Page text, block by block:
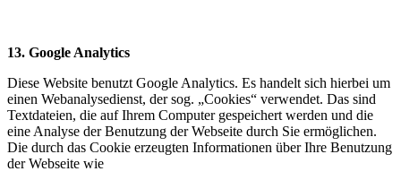
13. Google Analytics
Diese Website benutzt Google Analytics. Es handelt sich hierbei um
einen Webanalysedienst, der sog. „Cookies“ verwendet. Das sind
Textdateien, die auf Ihrem Computer gespeichert werden und die
eine Analyse der Benutzung der Webseite durch Sie ermöglichen.
Die durch das Cookie erzeugten Informationen über Ihre Benutzung
der Webseite wie